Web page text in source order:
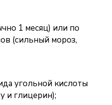
1 месяц) или по
(сильный мороз,
угольной кислоты
и глицерин);